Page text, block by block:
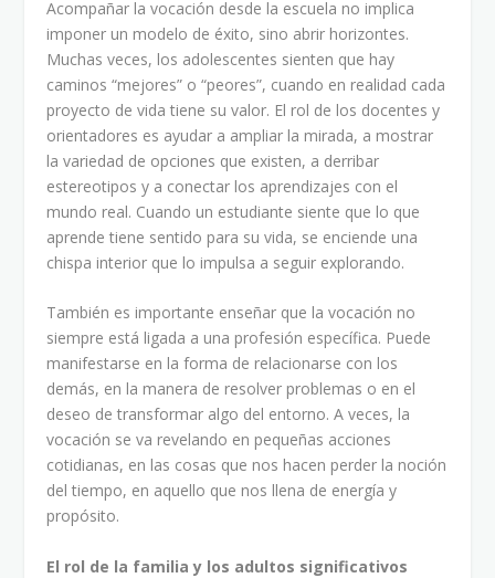
Acompañar la vocación desde la escuela no implica
imponer un modelo de éxito, sino abrir horizontes.
Muchas veces, los adolescentes sienten que hay
caminos “mejores” o “peores”, cuando en realidad cada
proyecto de vida tiene su valor. El rol de los docentes y
orientadores es ayudar a ampliar la mirada, a mostrar
la variedad de opciones que existen, a derribar
estereotipos y a conectar los aprendizajes con el
mundo real. Cuando un estudiante siente que lo que
aprende tiene sentido para su vida, se enciende una
chispa interior que lo impulsa a seguir explorando.
También es importante enseñar que la vocación no
siempre está ligada a una profesión específica. Puede
manifestarse en la forma de relacionarse con los
demás, en la manera de resolver problemas o en el
deseo de transformar algo del entorno. A veces, la
vocación se va revelando en pequeñas acciones
cotidianas, en las cosas que nos hacen perder la noción
del tiempo, en aquello que nos llena de energía y
propósito.
El rol de la familia y los adultos significativos